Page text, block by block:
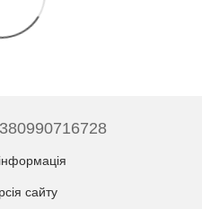
сайту